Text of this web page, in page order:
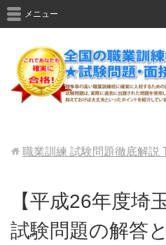
メニュー
職業訓練 試験問題徹底解説
【平成26年度埼
試験問題の解答